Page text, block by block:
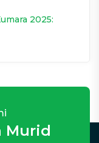
2025:
Murid